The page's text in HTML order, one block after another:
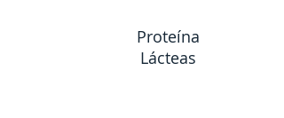
Proteína
Lácteas